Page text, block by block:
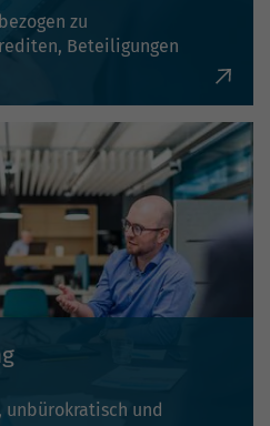
zu
Beteiligungen
und